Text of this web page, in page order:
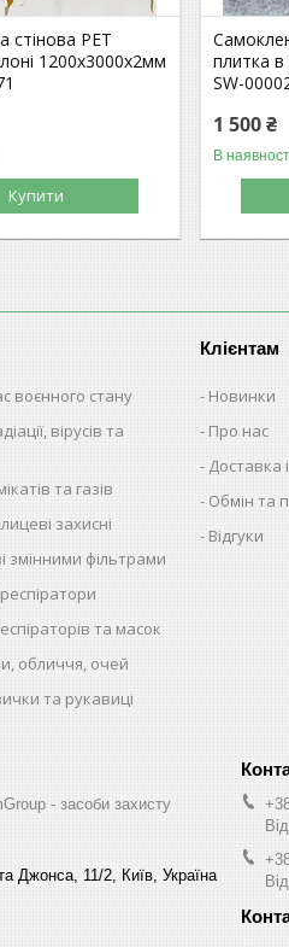
стінова PET
1200х3000х2мм
Купити
плитка
SW-
1 500 ₴
В
воєнного стану
вірусів та
та газів
захисні
змінними фільтрами
та масок
обличчя, очей
та рукавиці
Клієнтам
Новинки
Про нас
Доставка
Обмін та
Відгуки
- засоби захисту
Джонса, 11/2, Київ, Україна